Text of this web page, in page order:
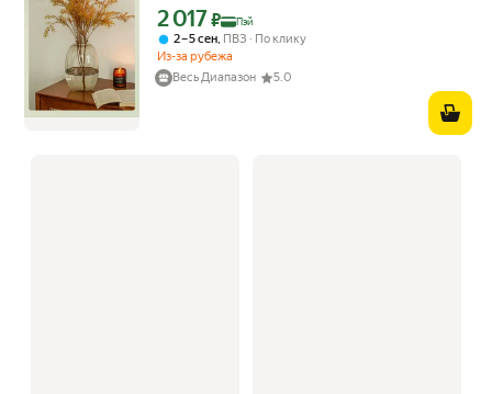
Цена с картой Яндекс Пэй 2017 ₽ вместо
2 017₽ Пэй
2 – 5 сен, ПВЗ
По клику
Из-за рубежа
Весь Диапазон
5.0